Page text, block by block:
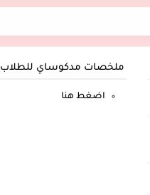
ملخصات مدكوساي للطلاب
اضغط هنا